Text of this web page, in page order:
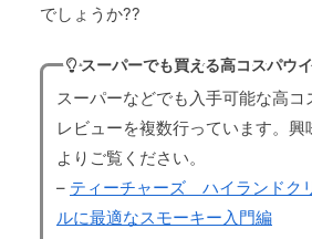
でしょうか??
スーパーでも買える高コスパウ
スーパーなどでも入手可能な高
レビューを複数行っています。
よりご覧ください。
– ティーチャーズ ハイランドク
ルに最適なスモーキー入門編